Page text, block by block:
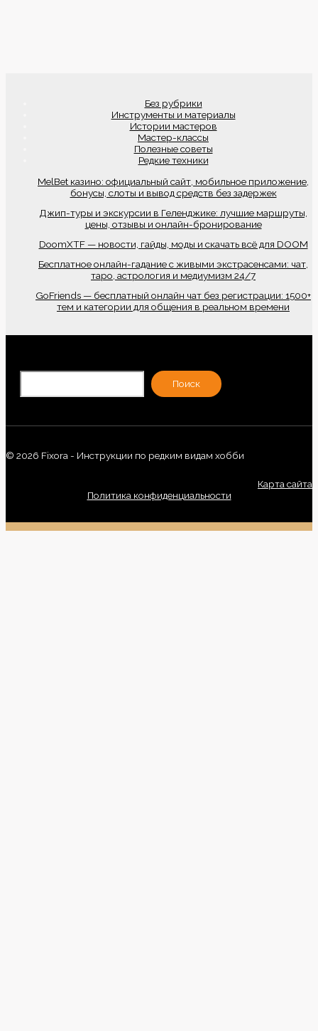
Без рубрики
Инструменты и материалы
Истории мастеров
Мастер-классы
Полезные советы
Редкие техники
MelBet казино: официальный сайт, мобильное приложение,
бонусы, слоты и вывод средств без задержек
Джип-туры и экскурсии в Геленджике: лучшие маршруты,
цены, отзывы и онлайн-бронирование
DoomXTF — новости, гайды, моды и скачать всё для DOOM
Бесплатное онлайн-гадание с живыми экстрасенсами: чат,
таро, астрология и медиумизм 24/7
GoFriends — бесплатный онлайн чат без регистрации: 1500+
тем и категории для общения в реальном времени
Поиск
© 2026 Fixora - Инструкции по редким видам хобби
Карта сайта
Политика конфиденциальности